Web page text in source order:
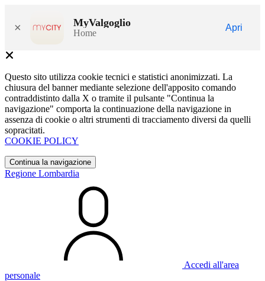
× MyValgoglio
Home
Apri
Questo sito utilizza cookie tecnici e statistici anonimizzati. La
chiusura del banner mediante selezione dell'apposito comando
contraddistinto dalla X o tramite il pulsante "Continua la
navigazione" comporta la continuazione della navigazione in
assenza di cookie o altri strumenti di tracciamento diversi da quelli
sopracitati.
COOKIE POLICY
Continua la navigazione
Regione Lombardia
Accedi all'area
personale